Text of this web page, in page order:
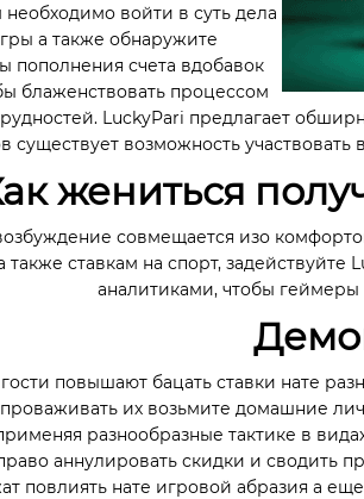
войти в суть дела
а также обнаружите
пополнения счета вдобавок
блаженствовать процессом
LuckyPari предлагает
существует возможность
жениться
совмещается изо
также ставкам на спорт,
аналитиками, чтобы
повышают бацать ставки нате
их возьмите домашние
разнообразные тактике в
аннулировать скидки и сводить
повлиять нате игровой абразия а